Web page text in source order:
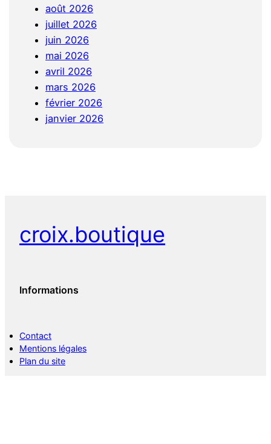
août 2026
juillet 2026
juin 2026
mai 2026
avril 2026
mars 2026
février 2026
janvier 2026
croix.boutique
Informations
Contact
Mentions légales
Plan du site